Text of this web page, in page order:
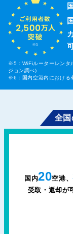
※5：WiFiルーターレンタ
ジョン調べ)
※6：国内空港内における
全
国内20空港、
受取・返却が